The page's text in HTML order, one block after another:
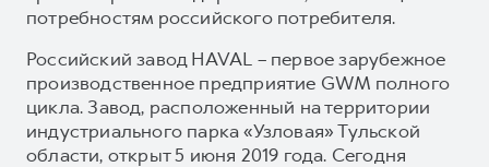
потребностям российского потребителя.
Российский завод HAVAL – первое зарубежное
производственное предприятие GWM полного
цикла. Завод, расположенный на территории
индустриального парка «Узловая» Тульской
области, открыт 5 июня 2019 года. Сегодня